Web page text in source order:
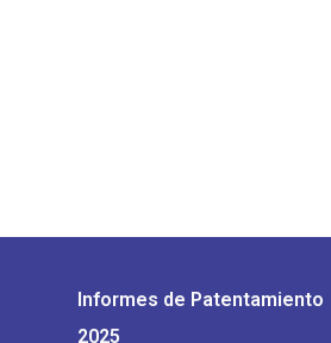
Informes de Patentamiento
2025